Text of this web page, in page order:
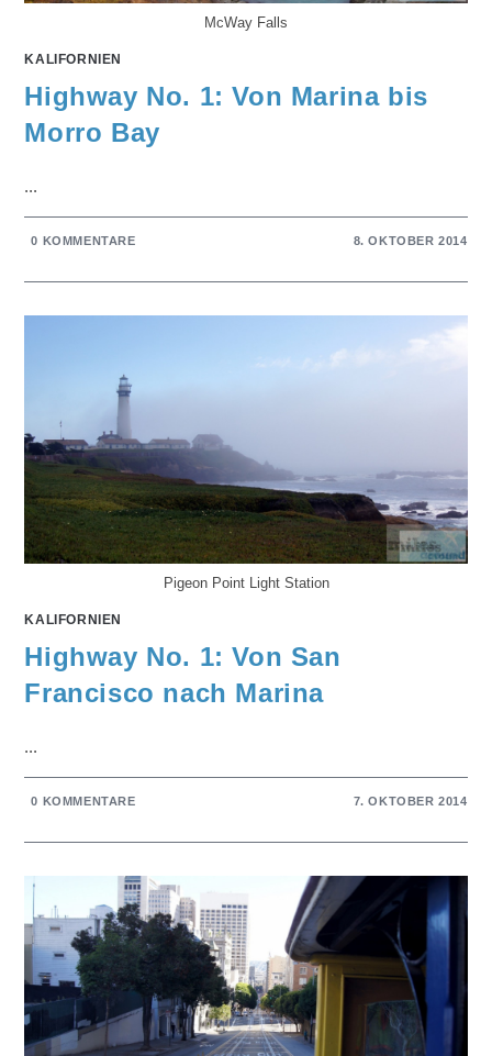
McWay Falls
KALIFORNIEN
Highway No. 1: Von Marina bis
Morro Bay
...
0 KOMMENTARE 8. OKTOBER 2014
Pigeon Point Light Station
KALIFORNIEN
Highway No. 1: Von San
Francisco nach Marina
...
0 KOMMENTARE 7. OKTOBER 2014